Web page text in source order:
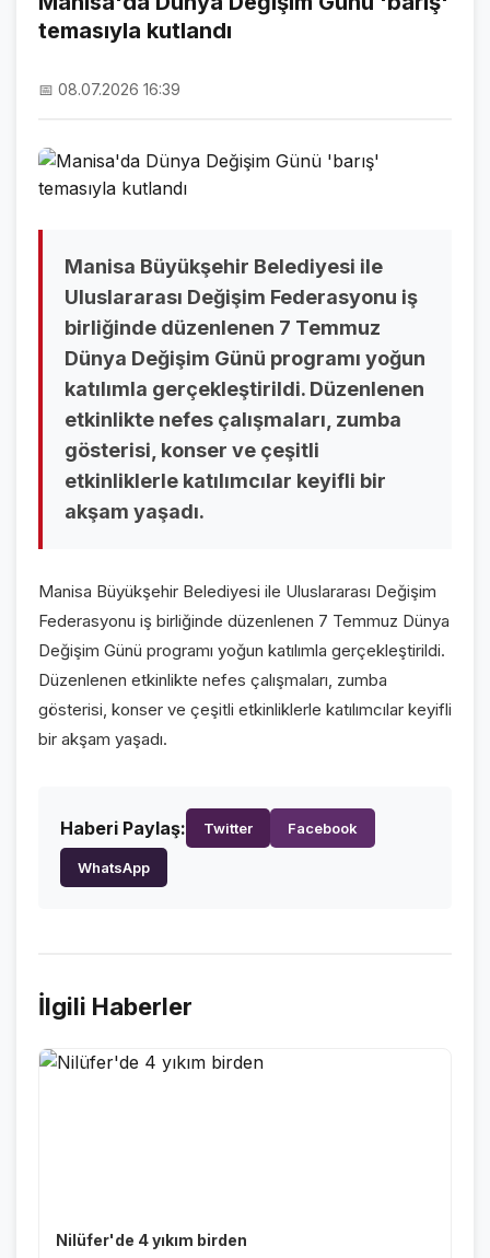
NAMAZ VAKİTLERİ
KRİPTO PARALAR
NÖBETÇİ ECZANELER
SON DAKİKA
VİDEO GALERİ
FOTO GALERİ
GALERİLER
VİDEO GALERİ
FOTO GALERİ
KÜNYE
İLETİŞİM
temasıyla kutlandı
📅 08.07.2026 16:39
Manisa Büyükşehir Belediyesi ile
Uluslararası Değişim Federasyonu iş
birliğinde düzenlenen 7 Temmuz
Dünya Değişim Günü programı yoğun
katılımla gerçekleştirildi. Düzenlenen
etkinlikte nefes çalışmaları, zumba
gösterisi, konser ve çeşitli
etkinliklerle katılımcılar keyifli bir
akşam yaşadı.
Manisa Büyükşehir Belediyesi ile Uluslararası Değişim
Federasyonu iş birliğinde düzenlenen 7 Temmuz Dünya
Değişim Günü programı yoğun katılımla gerçekleştirildi.
Düzenlenen etkinlikte nefes çalışmaları, zumba
gösterisi, konser ve çeşitli etkinliklerle katılımcılar keyifli
bir akşam yaşadı.
Haberi Paylaş: Twitter Facebook
WhatsApp
İlgili Haberler
Nilüfer'de 4 yıkım birden